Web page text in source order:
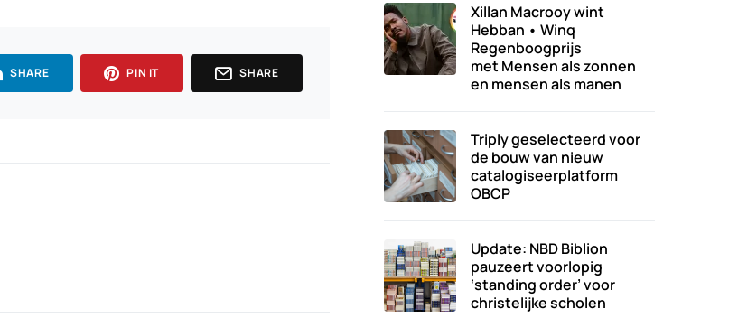
SHARE PIN IT SHARE
Xillan Macrooy wint
Hebban • Winq
Regenboogprijs
met Mensen als zonnen
en mensen als manen
Triply geselecteerd voor
de bouw van nieuw
catalogiseerplatform
OBCP
Update: NBD Biblion
pauzeert voorlopig
‘standing order’ voor
christelijke scholen